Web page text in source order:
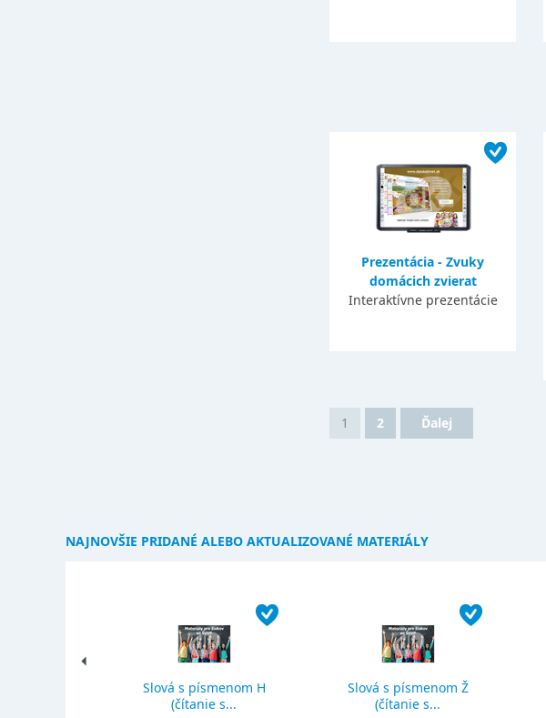
Prezentácia - Zvuky
domácich zvierat
Interaktívne prezentácie
1 2 Ďalej
NAJNOVŠIE PRIDANÉ ALEBO AKTUALIZOVANÉ MATERIÁLY
Slová s písmenom H
(čítanie s...
Slová s písmenom Ž
(čítanie s...